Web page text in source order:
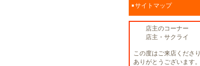
サイトマップ
店主のコーナー
店主・サクライ
この度はご来店くださり
ありがとうございます。